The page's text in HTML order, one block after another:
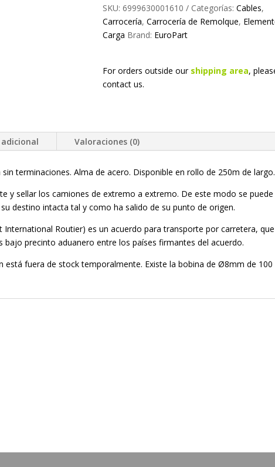
TIR
250m.
cantidad
SKU: 6999630001610 Categorías: Cables,
Carrocería, Carrocería de Remolque,
Carga Brand: EuroPart
For orders outside our shipping area,
contact us.
Valoraciones (0)
terminaciones. Alma de acero. Disponible en rollo de 250m de largo.
y sellar los camiones de extremo a extremo. De este modo se puede
destino intacta tal y como ha salido de su punto de origen.
International Routier) es un acuerdo para transporte por carretera, que
precinto aduanero entre los países firmantes del acuerdo.
está fuera de stock temporalmente. Existe la bobina de Ø8mm de 100